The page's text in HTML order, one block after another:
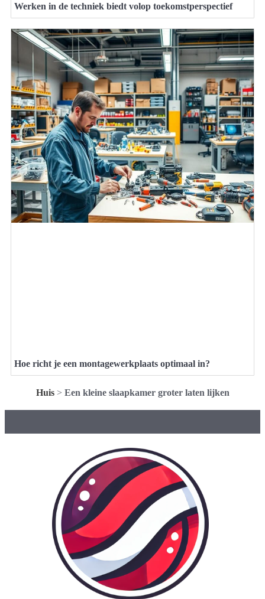
Werken in de techniek biedt volop toekomstperspectief
Hoe richt je een montagewerkplaats optimaal in?
Huis> Een kleine slaapkamer groter laten lijken